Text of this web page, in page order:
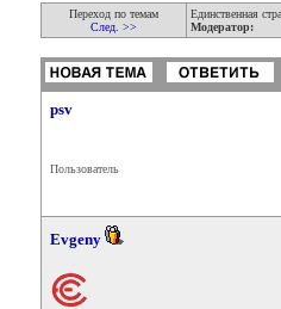
Переход по темам
След. >>
Единственная
Модератор:
psv
Пользователь
Evgeny